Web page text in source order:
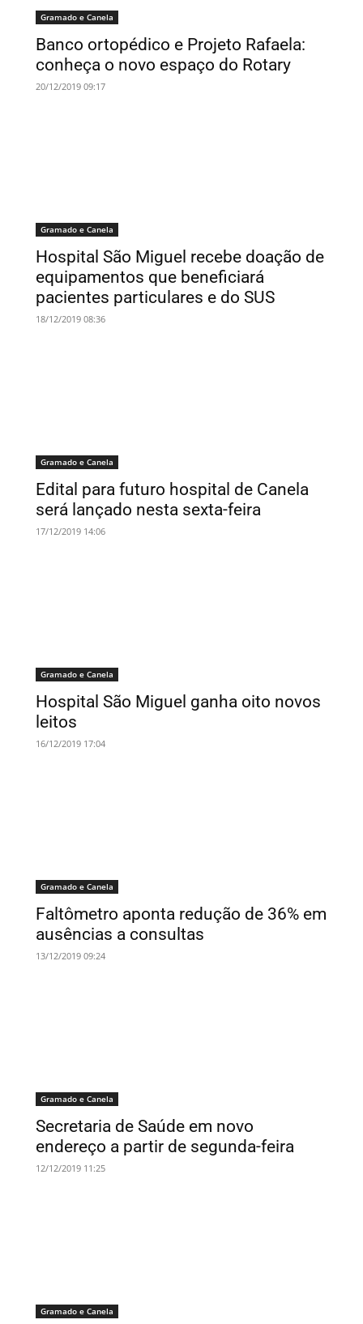
Gramado e Canela
Banco ortopédico e Projeto Rafaela:
conheça o novo espaço do Rotary
20/12/2019 09:17
Gramado e Canela
Hospital São Miguel recebe doação de
equipamentos que beneficiará
pacientes particulares e do SUS
18/12/2019 08:36
Gramado e Canela
Edital para futuro hospital de Canela
será lançado nesta sexta-feira
17/12/2019 14:06
Gramado e Canela
Hospital São Miguel ganha oito novos
leitos
16/12/2019 17:04
Gramado e Canela
Faltômetro aponta redução de 36% em
ausências a consultas
13/12/2019 09:24
Gramado e Canela
Secretaria de Saúde em novo
endereço a partir de segunda-feira
12/12/2019 11:25
Gramado e Canela